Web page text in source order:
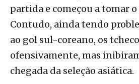
partida e começou a tomar
Contudo, ainda tendo
ao gol sul-coreano, os
ofensivamente, mas
chegada da seleção asiática.